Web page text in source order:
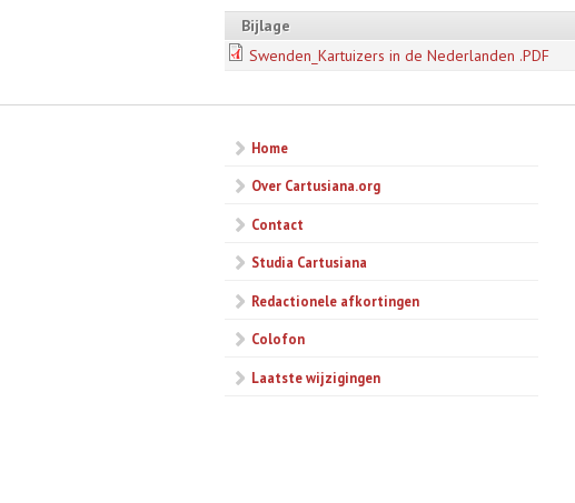
Bijlage
Swenden_Kartuizers in de Nederlanden .PDF
Home
Over Cartusiana.org
Contact
Studia Cartusiana
Redactionele afkortingen
Colofon
Laatste wijzigingen